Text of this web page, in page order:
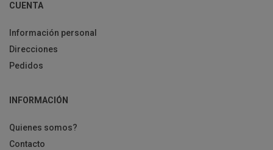
CUENTA
Información personal
Direcciones
Pedidos
INFORMACIÓN
Quienes somos?
Contacto